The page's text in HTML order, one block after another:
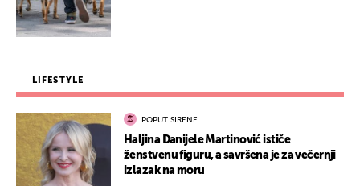
LIFESTYLE
POPUT SIRENE
Haljina Danijele Martinović ističe
ženstvenu figuru, a savršena je za večernji
izlazak na moru